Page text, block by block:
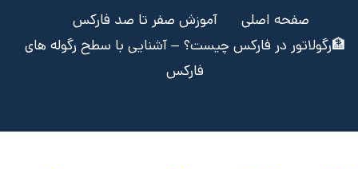
صفحه اصلی
آموزش صفر تا صد فارکس
🏦رگولاتور در فارکس چیست؟ – آشنایی با سطح رگوله های
فارکس